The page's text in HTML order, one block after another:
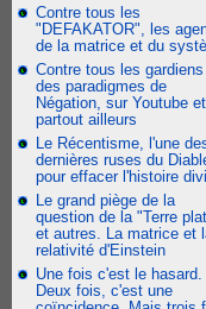
Contre tous les
"DEFAKATOR", les
de la matrice et du
Contre tous les gardiens
des paradigmes de
Négation, sur Youtube et
partout ailleurs
Le Récentisme, l'une
dernières ruses du
pour effacer l'histoire
Le grand piège de la
question de la "Terre
et autres. La matrice et
relativité d'Einstein
Une fois c'est le hasard.
Deux fois, c'est une